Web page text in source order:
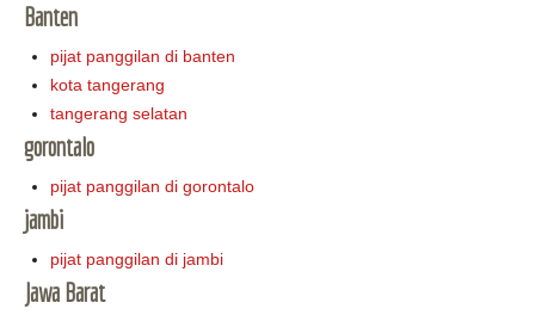
Banten
pijat panggilan di banten
kota tangerang
tangerang selatan
gorontalo
pijat panggilan di gorontalo
jambi
pijat panggilan di jambi
Jawa Barat